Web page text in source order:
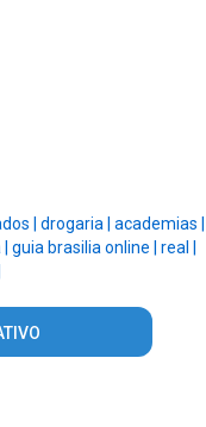
| drogaria | academias |
guia brasilia online | real |